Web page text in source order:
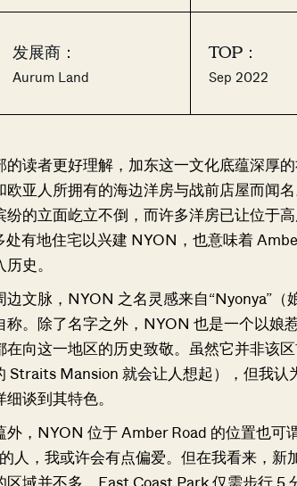
PRO ANALYSIS · 8 MIN
Where HDB Flats
52,400+
发展商：
Aurum Land
TOP：
Sep 2022
的读者更好理解，加东这一文化底蕴深厚
欧亚人所拥有的海边洋房与战前店屋而闻
的立面屹立不倒，而许多洋房已让位于
有地住宅以兴建 NYON，也意味着
史。
文脉，NYON 之名灵感来自“Nyonya”（
称。除了名字之外，NYON 也是一个以娘
在向这一地区的历史致敬。虽然它并非该
Straits Mansion 就会让人想起），但我
谈到其特色。
外，NYON 位于 Amber Road 的位置也可
人，我或许会有点偏爱。但在我看来，新